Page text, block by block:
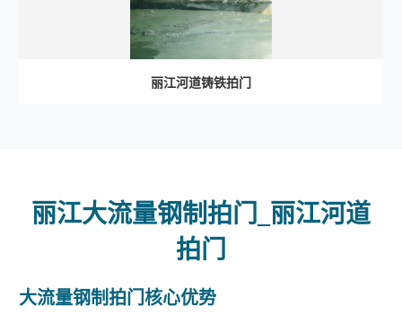
丽江河道铸铁拍门
丽江大流量钢制拍门_丽江河道
拍门
大流量钢制拍门核心优势